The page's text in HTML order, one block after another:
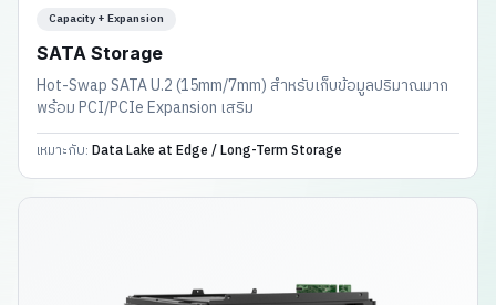
Capacity + Expansion
SATA Storage
Hot-Swap SATA U.2 (15mm/7mm) สำหรับเก็บข้อมูลปริมาณมาก
พร้อม PCI/PCIe Expansion เสริม
เหมาะกับ: Data Lake at Edge / Long-Term Storage